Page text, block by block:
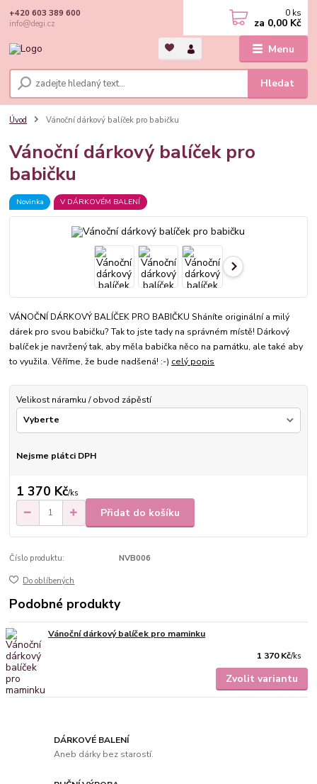
Menu
Hledat
+420 603 389 600
info@degi.cz
0 ks
za 0,00 Kč
Úvod Vánoční dárkový balíček pro babičku
Vánoční dárkový balíček pro
babičku
Novinka V DÁRKOVÉM BALENÍ
VÁNOČNÍ DÁRKOVÝ BALÍČEK PRO BABIČKU Sháníte originální a milý
dárek pro svou babičku? Tak to jste tady na správném místě! Dárkový
balíček je navržený tak, aby měla babička něco na památku, ale také aby
to využila. Věříme, že bude nadšená! :-) celý popis
Velikost náramku / obvod zápěstí
Nejsme plátci DPH
1 370 Kč/ks
Přidat do košíku
Číslo produktu: NVB006
Do oblíbených
Podobné produkty
Vánoční dárkový balíček pro maminku
1 370 Kč/ks
Zvolit variantu
DÁRKOVÉ BALENÍ
Aneb dárky bez starostí.